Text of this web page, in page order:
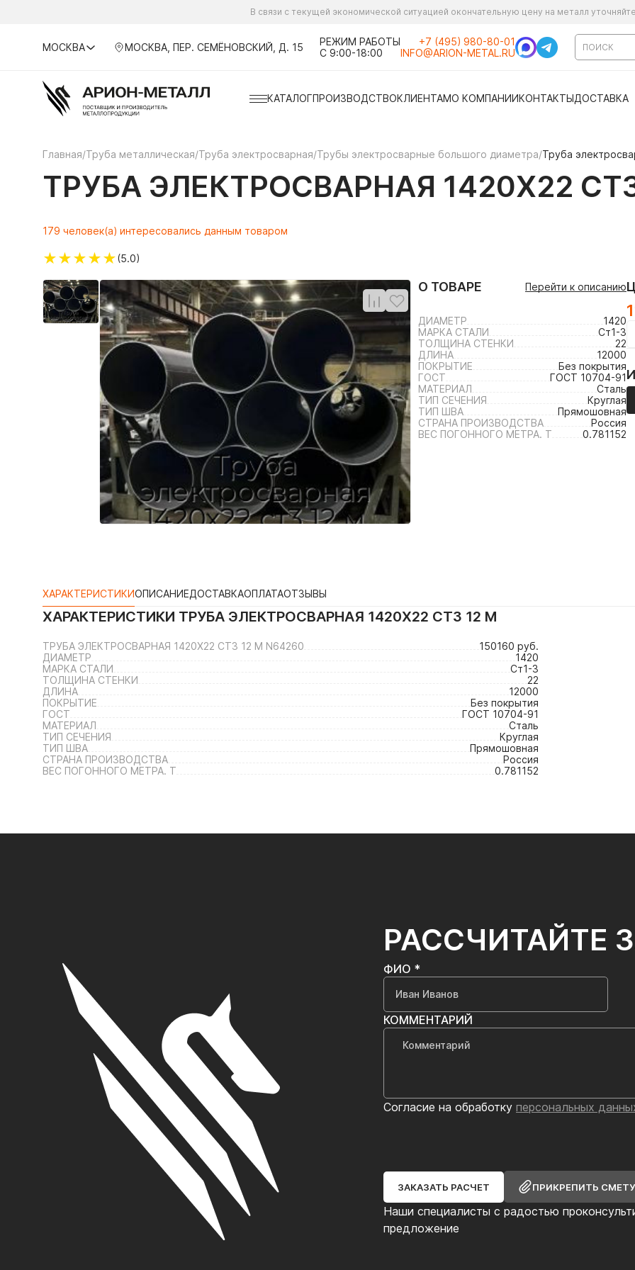
В связи с текущей экономической ситуацией окончательную цену на металл
МОСКВА МОСКВА, ПЕР. СЕМЁНОВСКИЙ, Д. 15
РЕЖИМ РАБОТЫ
С 9:00-18:00
+7 (495) 980-80-01
INFO@ARION-METAL.RU
КАТАЛОГПРОИЗВОДСТВОКЛИЕНТАМО КОМПАНИИКОНТАКТЫДОСТАВКА
Главная/Труба металлическая/Труба электросварная/Трубы электросварные большого диаметра/Труба
ТРУБА ЭЛЕКТРОСВАРНАЯ 1420Х22
179 человек(а) интересовались данным товаром
★★★★★(5.0)
О ТОВАРЕ Перейти к описанию
ДИАМЕТР
1420
МАРКА СТАЛИ
Ст1-3
ТОЛЩИНА СТЕНКИ
22
ДЛИНА
12000
ПОКРЫТИЕ
Без покрытия
ГОСТ
ГОСТ 10704-91
МАТЕРИАЛ
Сталь
ТИП СЕЧЕНИЯ
Круглая
ТИП ШВА
Прямошовная
СТРАНА ПРОИЗВОДСТВА
Россия
ВЕС ПОГОННОГО МЕТРА. Т
0.781152
ХАРАКТЕРИСТИКИОПИСАНИЕДОСТАВКАОПЛАТАОТЗЫВЫ
ХАРАКТЕРИСТИКИ ТРУБА ЭЛЕКТРОСВАРНАЯ 1420Х22 СТ3 12 М
ТРУБА ЭЛЕКТРОСВАРНАЯ 1420Х22 СТ3 12 М N64260
150160 руб.
ДИАМЕТР
1420
МАРКА СТАЛИ
Ст1-3
ТОЛЩИНА СТЕНКИ
22
ДЛИНА
12000
ПОКРЫТИЕ
Без покрытия
ГОСТ
ГОСТ 10704-91
МАТЕРИАЛ
Сталь
ТИП СЕЧЕНИЯ
Круглая
ТИП ШВА
Прямошовная
СТРАНА ПРОИЗВОДСТВА
Россия
ВЕС ПОГОННОГО МЕТРА. Т
0.781152
РАССЧИТАЙТЕ
Наши специалисты с радостью
предложение
ФИО *
КОММЕНТАРИЙ
Согласие на обработку персональных
ЗАКАЗАТЬ РАСЧЕТ ПРИКРЕПИТЬ СМЕТУ